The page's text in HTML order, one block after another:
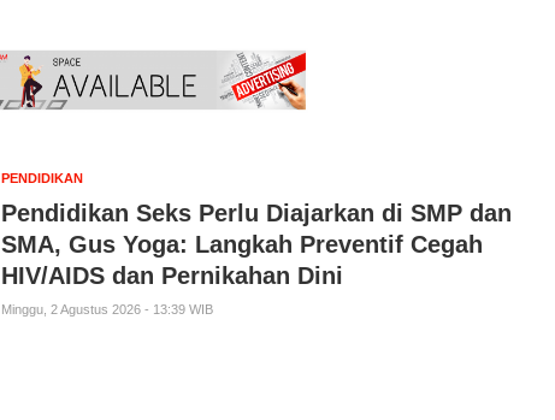
PENDIDIKAN
Pendidikan Seks Perlu Diajarkan di SMP dan
SMA, Gus Yoga: Langkah Preventif Cegah
HIV/AIDS dan Pernikahan Dini
Minggu, 2 Agustus 2026 - 13:39 WIB